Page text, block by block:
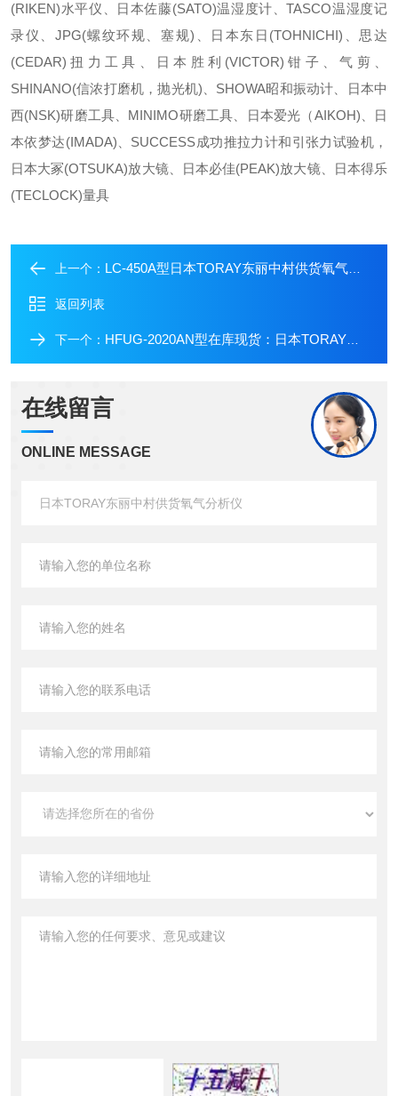
(RIKEN)水平仪、日本佐藤(SATO)温湿度计、TASCO温湿度记
录仪、JPG(螺纹环规、塞规)、日本东日(TOHNICHI)、思达
(CEDAR)扭力工具、日本胜利(VICTOR)钳子、气剪、
SHINANO(信浓打磨机，抛光机)、SHOWA昭和振动计、日本中
西(NSK)研磨工具、MINIMO研磨工具、日本爱光（AIKOH)、日
本依梦达(IMADA)、SUCCESS成功推拉力计和引张力试验机，
日本大冢(OTSUKA)放大镜、日本必佳(PEAK)放大镜、日本得乐
(TECLOCK)量具
上一个： LC-450A型日本TORAY东丽中村供货氧气分析仪
返回列表
下一个： HFUG-2020AN型在库现货：日本TORAY东丽超滤膜组件
在线留言
ONLINE MESSAGE